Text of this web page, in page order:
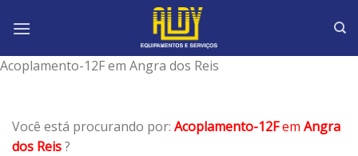
Acoplamento-12F em Angra dos Reis
Você está procurando por: Acoplamento-12Fem Angra
dos Reis?